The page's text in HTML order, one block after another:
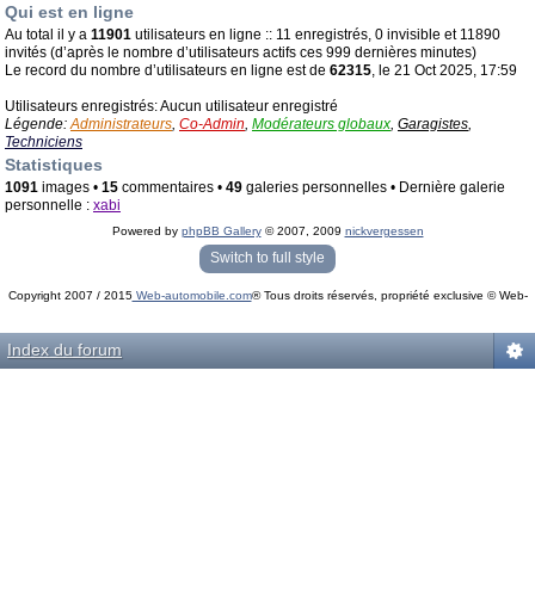
Qui est en ligne
Au total il y a 11901 utilisateurs en ligne :: 11 enregistrés, 0 invisible et 11890
invités (d’après le nombre d’utilisateurs actifs ces 999 dernières minutes)
Le record du nombre d’utilisateurs en ligne est de 62315, le 21 Oct 2025, 17:59
Utilisateurs enregistrés: Aucun utilisateur enregistré
Légende:Administrateurs, Co-Admin, Modérateurs globaux, Garagistes,
Techniciens
Statistiques
1091 images • 15 commentaires • 49 galeries personnelles • Dernière galerie
personnelle : xabi
Powered by phpBB Gallery© 2007, 2009 nickvergessen
« phpBB Gallery » - Traduction française par
darky
Switch to full style
Copyright 2007 / 2015Web-automobile.com® Tous droits réservés, propriété exclusive © Web-
Index du forum